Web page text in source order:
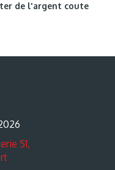
de l'argent coute
51,